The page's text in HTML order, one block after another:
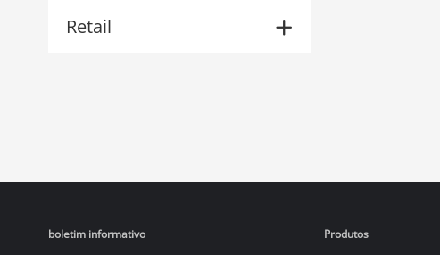
Retail
boletim informativo
Produtos